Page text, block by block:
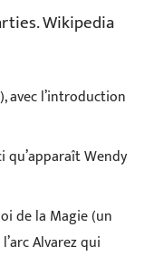
Wikipedia
avec l’introduction
qu’apparaît Wendy
de la Magie (un
Alvarez qui